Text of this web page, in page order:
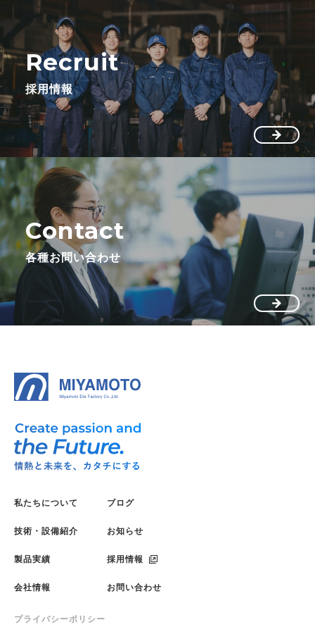
Recruit
採用情報
Contact
各種お問い合わせ
私たちについて
技術・設備紹介
製品実績
会社情報
ブログ
お知らせ
採用情報
お問い合わせ
プライバシーポリシー